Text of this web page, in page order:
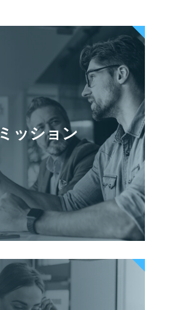
ミッション